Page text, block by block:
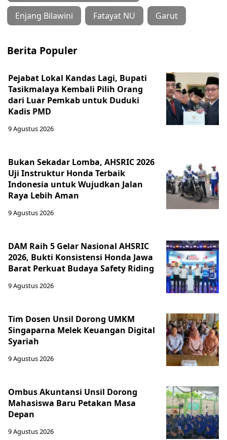
Enjang Bilawini Fatayat NU Garut
Berita Populer
Pejabat Lokal Kandas Lagi, Bupati
Tasikmalaya Kembali Pilih Orang
dari Luar Pemkab untuk Duduki
Kadis PMD
9 Agustus 2026
Bukan Sekadar Lomba, AHSRIC 2026
Uji Instruktur Honda Terbaik
Indonesia untuk Wujudkan Jalan
Raya Lebih Aman
9 Agustus 2026
DAM Raih 5 Gelar Nasional AHSRIC
2026, Bukti Konsistensi Honda Jawa
Barat Perkuat Budaya Safety Riding
9 Agustus 2026
Tim Dosen Unsil Dorong UMKM
Singaparna Melek Keuangan Digital
Syariah
9 Agustus 2026
Ombus Akuntansi Unsil Dorong
Mahasiswa Baru Petakan Masa
Depan
9 Agustus 2026